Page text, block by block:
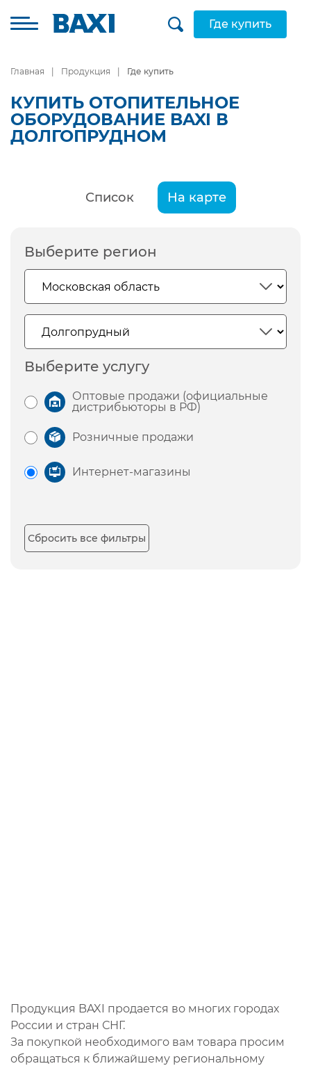
Где купить
Главная Продукция Где купить
КУПИТЬ ОТОПИТЕЛЬНОЕ
ОБОРУДОВАНИЕ BAXI В
ДОЛГОПРУДНОМ
Список На карте
Выберите регион
Выберите услугу
Оптовые продажи (официальные
дистрибьюторы в РФ)
Розничные продажи
Интернет-магазины
Сбросить все фильтры
Продукция BAXI продается во многих городах
России и стран СНГ.
За покупкой необходимого вам товара просим
обращаться к ближайшему региональному